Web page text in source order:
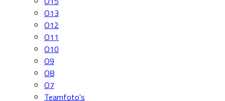
O13
O12
O11
O10
O9
O8
O7
Teamfoto's